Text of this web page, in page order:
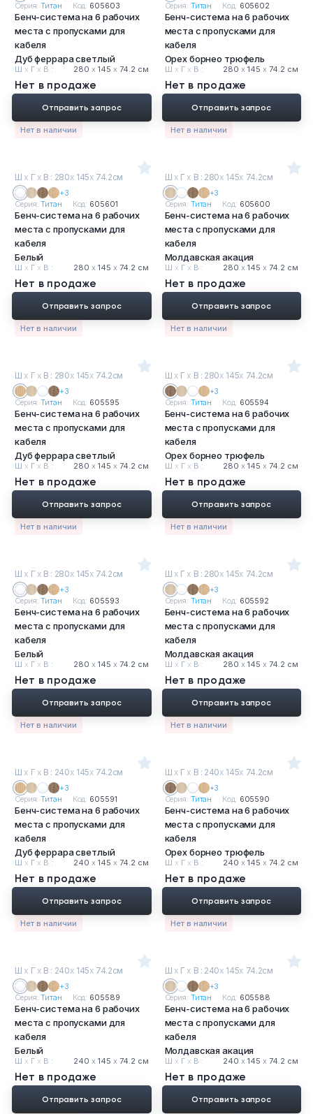
Серия:Титан Код: 605603
Бенч-система на 6 рабочих
места с пропусками для
кабеля
Дуб феррара светлый
Ш х Г х В : 280 х145 х74.2 см
Нет в продаже
Нет в наличии
Отправить запрос
Серия: Титан Код: 605602
Бенч-система на 6 рабочих
места с пропусками для
кабеля
Орех борнео трюфель
Ш х Г х В : 280 х 145 х 74.2 см
Нет в продаже
Нет в наличии
Отправить запрос
Ш х Г х В : 280х 145х 74.2см
+3
Серия:Титан Код: 605601
Бенч-система на 6 рабочих
места с пропусками для
кабеля
Белый
Ш х Г х В : 280 х145 х74.2 см
Нет в продаже
Нет в наличии
Отправить запрос
Ш х Г х В : 280х 145х 74.2см
+3
Серия: Титан Код: 605600
Бенч-система на 6 рабочих
места с пропусками для
кабеля
Молдавская акация
Ш х Г х В : 280 х 145 х 74.2 см
Нет в продаже
Нет в наличии
Отправить запрос
Ш х Г х В : 280х 145х 74.2см
+3
Серия:Титан Код: 605595
Бенч-система на 6 рабочих
места с пропусками для
кабеля
Дуб феррара светлый
Ш х Г х В : 280 х145 х74.2 см
Нет в продаже
Нет в наличии
Отправить запрос
Ш х Г х В : 280х 145х 74.2см
+3
Серия: Титан Код: 605594
Бенч-система на 6 рабочих
места с пропусками для
кабеля
Орех борнео трюфель
Ш х Г х В : 280 х 145 х 74.2 см
Нет в продаже
Нет в наличии
Отправить запрос
Ш х Г х В : 280х 145х 74.2см
+3
Серия:Титан Код: 605593
Бенч-система на 6 рабочих
места с пропусками для
кабеля
Белый
Ш х Г х В : 280 х145 х74.2 см
Нет в продаже
Нет в наличии
Отправить запрос
Ш х Г х В : 280х 145х 74.2см
+3
Серия: Титан Код: 605592
Бенч-система на 6 рабочих
места с пропусками для
кабеля
Молдавская акация
Ш х Г х В : 280 х 145 х 74.2 см
Нет в продаже
Нет в наличии
Отправить запрос
Ш х Г х В : 240х 145х 74.2см
+3
Серия:Титан Код: 605591
Бенч-система на 6 рабочих
места с пропусками для
кабеля
Дуб феррара светлый
Ш х Г х В : 240 х145 х74.2 см
Нет в продаже
Нет в наличии
Отправить запрос
Ш х Г х В : 240х 145х 74.2см
+3
Серия: Титан Код: 605590
Бенч-система на 6 рабочих
места с пропусками для
кабеля
Орех борнео трюфель
Ш х Г х В : 240 х 145 х 74.2 см
Нет в продаже
Нет в наличии
Отправить запрос
Ш х Г х В : 240х 145х 74.2см
+3
Серия:Титан Код: 605589
Бенч-система на 6 рабочих
места с пропусками для
кабеля
Белый
Ш х Г х В : 240 х145 х74.2 см
Нет в продаже
Отправить запрос
Ш х Г х В : 240х 145х 74.2см
+3
Серия: Титан Код: 605588
Бенч-система на 6 рабочих
места с пропусками для
кабеля
Молдавская акация
Ш х Г х В : 240 х 145 х 74.2 см
Нет в продаже
Отправить запрос